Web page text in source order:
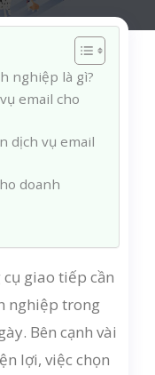
nghiệp là gì?
email cho
dịch vụ email
doanh
giao tiếp cần
nghiệp trong
Bên cạnh vài
lợi, việc chọn